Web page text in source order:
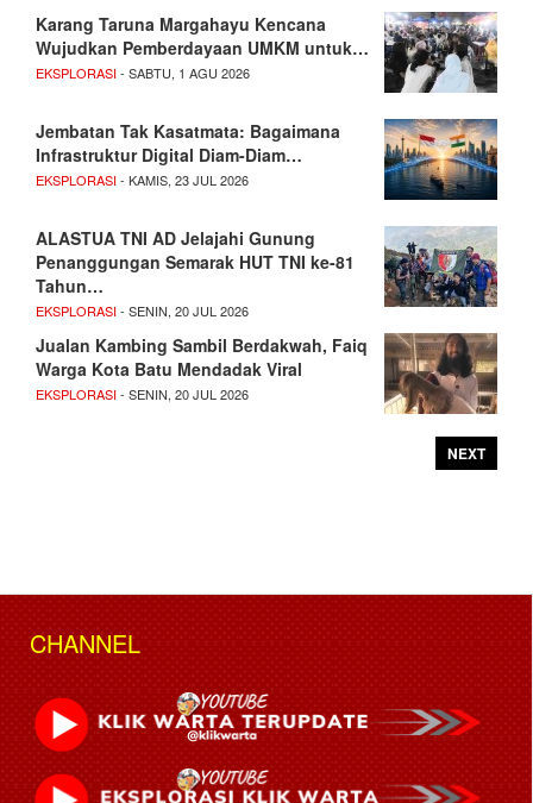
Karang Taruna Margahayu Kencana
Wujudkan Pemberdayaan UMKM untuk…
EKSPLORASI- SABTU, 1 AGU 2026
Jembatan Tak Kasatmata: Bagaimana
Infrastruktur Digital Diam-Diam…
EKSPLORASI- KAMIS, 23 JUL 2026
ALASTUA TNI AD Jelajahi Gunung
Penanggungan Semarak HUT TNI ke-81
Tahun…
EKSPLORASI- SENIN, 20 JUL 2026
Jualan Kambing Sambil Berdakwah, Faiq
Warga Kota Batu Mendadak Viral
EKSPLORASI- SENIN, 20 JUL 2026
NEXT
CHANNEL